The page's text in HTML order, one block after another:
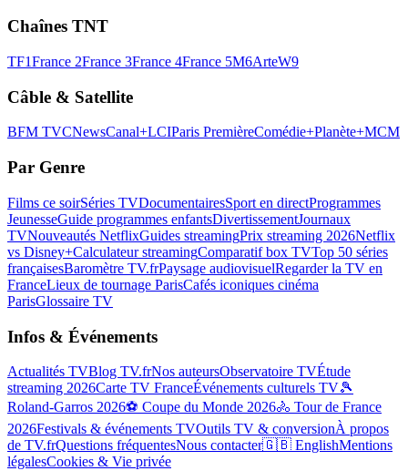
Chaînes TNT
TF1France 2France 3France 4France 5M6ArteW9
Câble & Satellite
BFM TVCNewsCanal+LCIParis PremièreComédie+Planète+MCM
Par Genre
Films ce soirSéries TVDocumentairesSport en directProgrammes
JeunesseGuide programmes enfantsDivertissementJournaux
TVNouveautés NetflixGuides streamingPrix streaming 2026Netflix
vs Disney+Calculateur streamingComparatif box TVTop 50 séries
françaisesBaromètre TV.frPaysage audiovisuelRegarder la TV en
FranceLieux de tournage ParisCafés iconiques cinéma
ParisGlossaire TV
Infos & Événements
Actualités TVBlog TV.frNos auteursObservatoire TVÉtude
streaming 2026Carte TV FranceÉvénements culturels TV🎾
Roland-Garros 2026⚽ Coupe du Monde 2026🚴 Tour de France
2026Festivals & événements TVOutils TV & conversionÀ propos
de TV.frQuestions fréquentesNous contacter🇬🇧 EnglishMentions
légalesCookies & Vie privée